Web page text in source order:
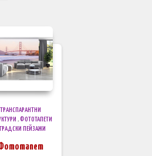
ТРАНСПАРАНТНИ
,ФОТОТАПЕТИ
ПЕЙЗАЖИ